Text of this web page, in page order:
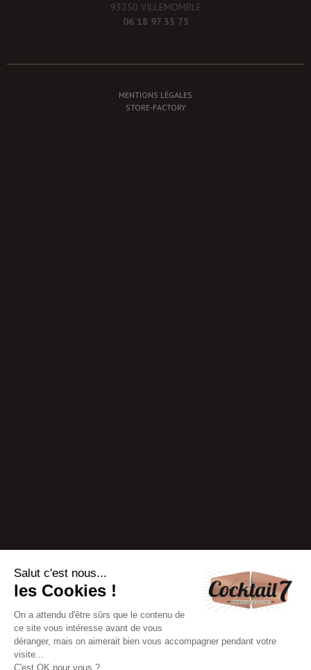
93250 VILLEMOMBLE
06 18 97 33 75
MENTIONS LÉGALES
STORE-FACTORY